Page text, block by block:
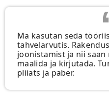
Ma kasutan seda
tahvelarvutis.
joonistamist ja nii saan
maalida ja kirjutada.
pliiats ja paber.